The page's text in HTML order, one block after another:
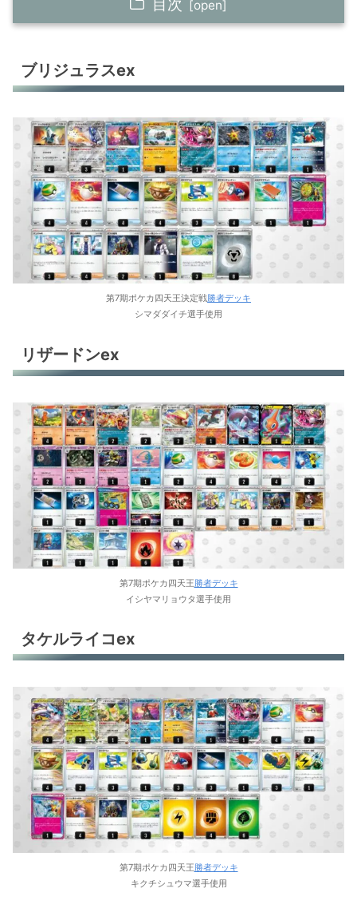
目次
リザードンex
タケルライコex
アローラナッシーex＋ホウオウV
ドダイトスex
ケッキングex
ミロカロスex
ピカチュウex
サザンドラex
サザンドラex
サザンドラex
サザンドラex
サザンドラex
ゲッコウガex
ウガツホムラex
ブリジュラスex
ミライドンex
オリジンディアルガV
テラパゴスex
サーフゴーex
サーフゴーex
オリジンパルキアV
イダイナキバLO
ポケカ環境デッキレシピ
ブリジュラスex
第7期ポケカ四天王決定戦勝者デッキ
シマダダイチ選手使用
リザードンex
第7期ポケカ四天王勝者デッキ
イシヤマリョウタ選手使用
タケルライコex
第7期ポケカ四天王勝者デッキ
キクチシュウマ選手使用